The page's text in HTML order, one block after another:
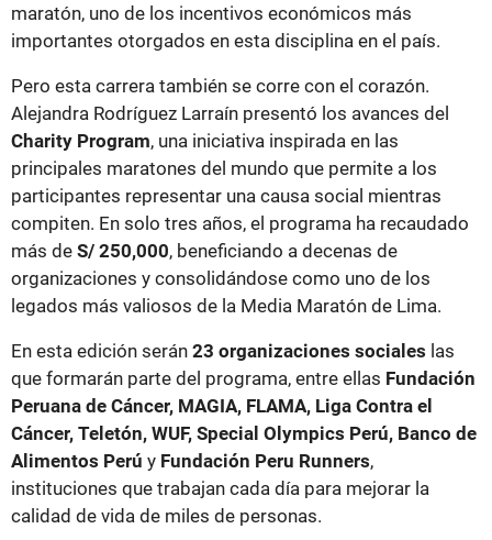
maratón, uno de los incentivos económicos más
importantes otorgados en esta disciplina en el país.
Pero esta carrera también se corre con el corazón.
Alejandra Rodríguez Larraín presentó los avances del
Charity Program, una iniciativa inspirada en las
principales maratones del mundo que permite a los
participantes representar una causa social mientras
compiten. En solo tres años, el programa ha recaudado
más de S/ 250,000, beneficiando a decenas de
organizaciones y consolidándose como uno de los
legados más valiosos de la Media Maratón de Lima.
En esta edición serán 23 organizaciones sociales las
que formarán parte del programa, entre ellas Fundación
Peruana de Cáncer, MAGIA, FLAMA, Liga Contra el
Cáncer, Teletón, WUF, Special Olympics Perú, Banco de
Alimentos Perú y Fundación Peru Runners,
instituciones que trabajan cada día para mejorar la
calidad de vida de miles de personas.